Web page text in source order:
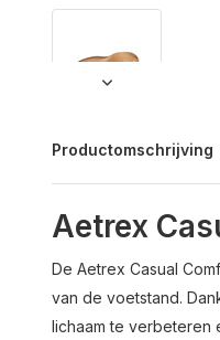
Productomschrijving
Aetrex
De Aetrex Casual
van de voetstand.
lichaam te verbeteren